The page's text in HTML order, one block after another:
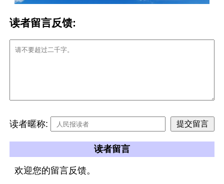
读者留言反馈:
读者暱称:
读者留言
欢迎您的留言反馈。